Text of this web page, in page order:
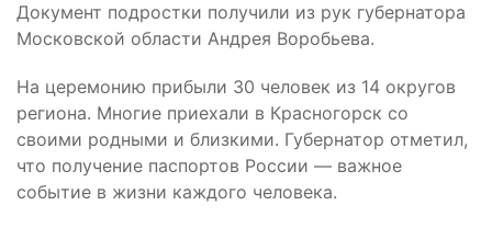
Документ подростки получили из рук губернатора
Московской области Андрея Воробьева.
На церемонию прибыли 30 человек из 14 округов
региона. Многие приехали в Красногорск со
своими родными и близкими. Губернатор отметил,
что получение паспортов России — важное
событие в жизни каждого человека.